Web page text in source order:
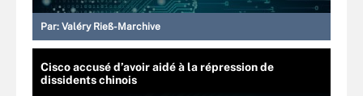
Par: Valéry Rieß-Marchive
Cisco accusé d’avoir aidé à la répression de
dissidents chinois